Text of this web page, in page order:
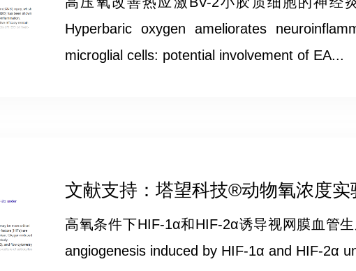
Hyperbaric oxygen ameliorates
microglial cells: potential involvement of EA...
文献支持：塔望科技®动物氧浓度实
高氧条件下HIF-1α和HIF-2α诱导视网膜血管
angiogenesis induced by HIF-1α and HIF-2α